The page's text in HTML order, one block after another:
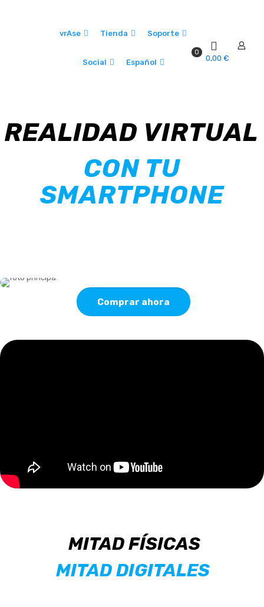
vrAse Tienda Soporte
Social Español
0
0,00 €
REALIDAD VIRTUAL
CON TU
SMARTPHONE
Comprar ahora
MITAD FÍSICAS
MITAD DIGITALES